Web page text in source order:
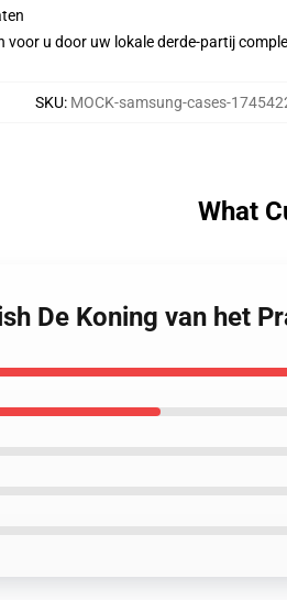
voor u door uw lokale derde-partij
SKU: MOCK-samsung-cases-
What
De Koning van het